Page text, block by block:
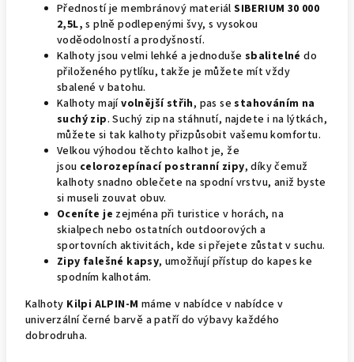
Předností je membránový materiál SIBERIUM 30 000
2,5L, s plně podlepenými švy, s vysokou
voděodolností a prodyšností.
Kalhoty jsou velmi lehké a jednoduše sbalitelné do
přiloženého pytlíku, takže je můžete mít vždy
sbalené v batohu.
Kalhoty majívolnější střih, pas se stahováním na
suchý zip. Suchý zip na stáhnutí, najdete i na lýtkách,
můžete si tak kalhoty přizpůsobit vašemu komfortu.
Velkou výhodou těchto kalhot je, že
jsou celorozepínací postranní zipy, díky čemuž
kalhoty snadno oblečete na spodní vrstvu, aniž byste
si museli zouvat obuv.
Oceníte je zejména při turistice v horách, na
skialpech nebo ostatních outdoorových a
sportovních aktivitách, kde si přejete zůstat v suchu.
Zipy falešné kapsy, umožňují přístup do kapes ke
spodním kalhotám.
Kalhoty Kilpi ALPIN-M máme v nabídce v nabídce v
univerzální černé barvě a patří do výbavy každého
dobrodruha.